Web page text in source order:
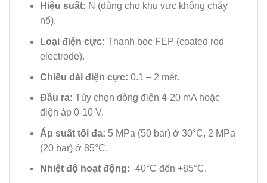
Hiệu suất: N (dùng cho khu vực không cháy
nổ).
Loại điện cực: Thanh bọc FEP (coated rod
electrode).
Chiều dài điện cực: 0.1 – 2 mét.
Đầu ra: Tùy chọn dòng điện 4-20 mA hoặc
điện áp 0-10 V.
Áp suất tối đa: 5 MPa (50 bar) ở 30°C, 2 MPa
(20 bar) ở 85°C.
Nhiệt độ hoạt động: -40°C đến +85°C.